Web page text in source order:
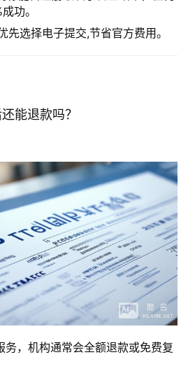
功。
先选择电子提交,节省官方费用。
能退款吗？
务，机构通常会全额退款或免费复